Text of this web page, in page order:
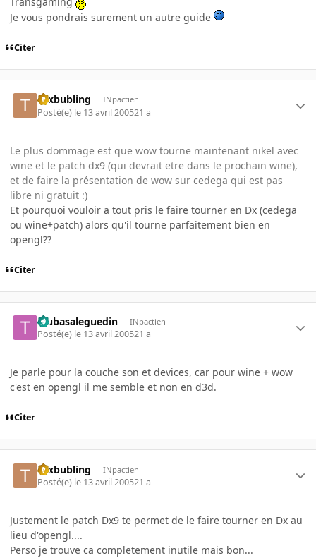
Je vous pondrais surement un autre guide
Citer
tuxbubling INpactien
Posté(e) le 13 avril 200521 a
Le plus dommage est que wow tourne maintenant nikel avec
wine et le patch dx9 (qui devrait etre dans le prochain wine),
et de faire la présentation de wow sur cedega qui est pas
libre ni gratuit :)
Et pourquoi vouloir a tout pris le faire tourner en Dx (cedega
ou wine+patch) alors qu'il tourne parfaitement bien en
opengl??
Citer
tsubasaleguedin INpactien
Posté(e) le 13 avril 200521 a
Je parle pour la couche son et devices, car pour wine + wow
c'est en opengl il me semble et non en d3d.
Citer
tuxbubling INpactien
Posté(e) le 13 avril 200521 a
Justement le patch Dx9 te permet de le faire tourner en Dx au
lieu d'opengl....
Perso je trouve ca completement inutile mais bon...